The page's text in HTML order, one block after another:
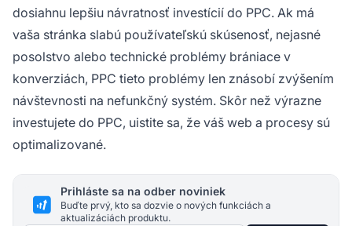
dosiahnu lepšiu návratnosť investícií do PPC. Ak má
vaša stránka slabú používateľskú skúsenosť, nejasné
posolstvo alebo technické problémy brániace v
konverziách, PPC tieto problémy len znásobí zvýšením
návštevnosti na nefunkčný systém. Skôr než výrazne
investujete do PPC, uistite sa, že váš web a procesy sú
optimalizované.
Prihláste sa na odber noviniek
Buďte prvý, kto sa dozvie o nových funkciách a
aktualizáciách produktu.